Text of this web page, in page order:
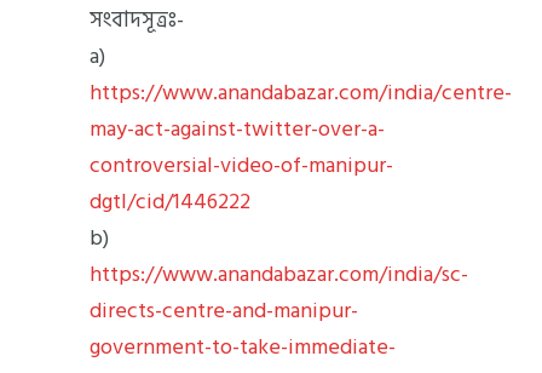
সংবাদসূত্রঃ-
a)
https://www.anandabazar.com/india/centre-
may-act-against-twitter-over-a-
controversial-video-of-manipur-
dgtl/cid/1446222
b)
https://www.anandabazar.com/india/sc-
directs-centre-and-manipur-
government-to-take-immediate-